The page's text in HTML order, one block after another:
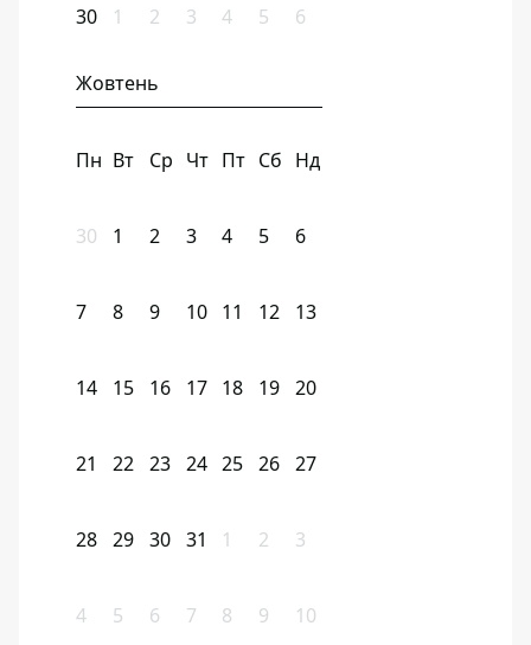
30 1 2 3 4 5 6
Жовтень
Пн Вт Ср Чт Пт Сб Нд
30 1 2 3 4 5 6
7 8 9 10 11 12 13
14 15 16 17 18 19 20
21 22 23 24 25 26 27
28 29 30 31 1 2 3
4 5 6 7 8 9 10